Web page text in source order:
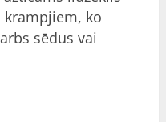
ko
sēdus vai